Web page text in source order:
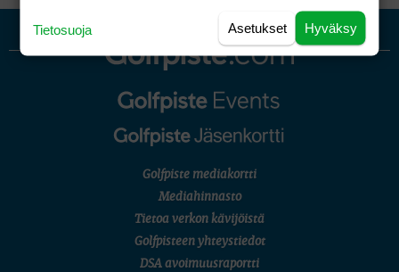
Golfpiste mediakortti
Mediahinnasto
Tietoa verkon kävijöistä
Golfpisteen yhteystiedot
DSA avoimuusraportti
Hyväksy
Asetukset
Tietosuoja